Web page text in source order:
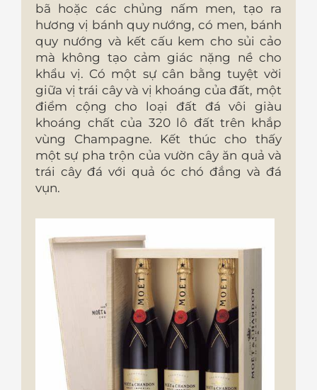
bã hoặc các chủng nấm men, tạo ra
hương vị bánh quy nướng, có men, bánh
quy nướng và kết cấu kem cho sủi cảo
mà không tạo cảm giác nặng nề cho
khẩu vị. Có một sự cân bằng tuyệt vời
giữa vị trái cây và vị khoáng của đất, một
điểm cộng cho loại đất đá vôi giàu
khoáng chất của 320 lô đất trên khắp
vùng Champagne. Kết thúc cho thấy
một sự pha trộn của vườn cây ăn quả và
trái cây đá với quả óc chó đắng và đá
vụn.